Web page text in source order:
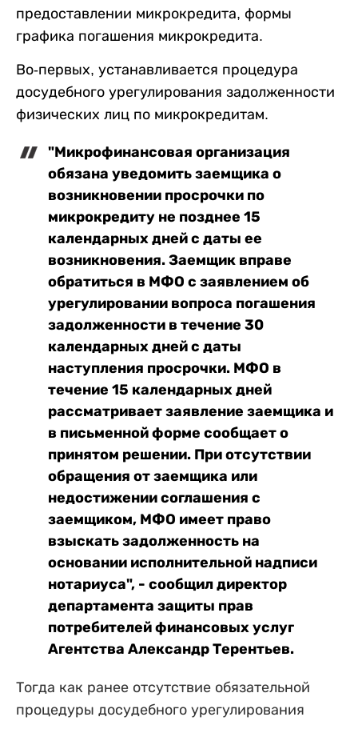
предоставлении микрокредита, формы
графика погашения микрокредита.
Во-первых, устанавливается процедура
досудебного урегулирования задолженности
физических лиц по микрокредитам.
"Микрофинансовая организация
обязана уведомить заемщика о
возникновении просрочки по
микрокредиту не позднее 15
календарных дней с даты ее
возникновения. Заемщик вправе
обратиться в МФО с заявлением об
урегулировании вопроса погашения
задолженности в течение 30
календарных дней с даты
наступления просрочки. МФО в
течение 15 календарных дней
рассматривает заявление заемщика и
в письменной форме сообщает о
принятом решении. При отсутствии
обращения от заемщика или
недостижении соглашения с
заемщиком, МФО имеет право
взыскать задолженность на
основании исполнительной надписи
нотариуса", - сообщил директор
департамента защиты прав
потребителей финансовых услуг
Агентства Александр Терентьев.
Тогда как ранее отсутствие обязательной
процедуры досудебного урегулирования